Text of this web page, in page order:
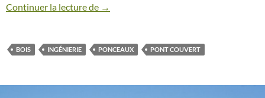
Continuer la lecture de Les ponts couverts: plus de 135 ans
→
BOIS INGÉNIERIE PONCEAUX PONT COUVERT